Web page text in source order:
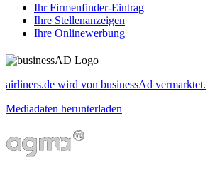
Ihr Firmenfinder-Eintrag
Ihre Stellenanzeigen
Ihre Onlinewerbung
airliners.de wird von businessAd vermarktet.
Mediadaten herunterladen